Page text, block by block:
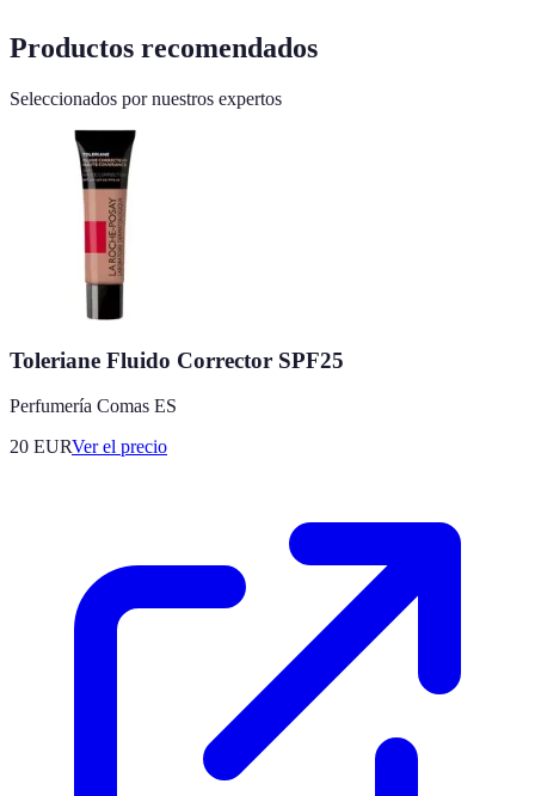
Productos recomendados
Seleccionados por nuestros expertos
Toleriane Fluido Corrector SPF25
Perfumería Comas ES
20 EURVer el precio